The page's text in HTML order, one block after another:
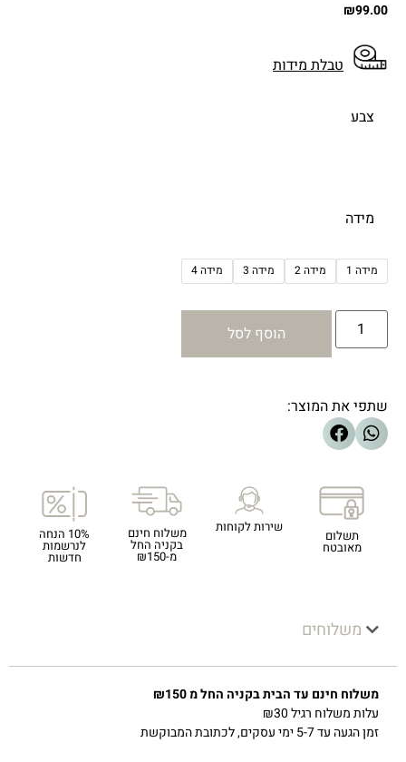
₪99.00
טבלת מידות
צבע
מידה
מידה 1 מידה 2 מידה 3 מידה 4
הוסף לסל
שתפי את המוצר:
תשלום
מאובטח
שירות לקוחות משלוח חינם
בקניה החל
מ-₪150
10% הנחה
לנרשמות
חדשות
משלוחים
משלוח חינם עד הבית בקניה החל מ ₪150
עלות משלוח רגיל ₪30
זמן הגעה עד 5-7 ימי עסקים, לכתובת המבוקשת